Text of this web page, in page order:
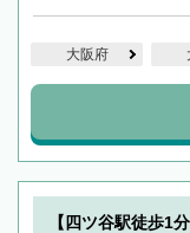
大阪府
【四ツ谷駅徒歩1